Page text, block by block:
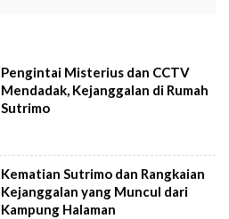
Pengintai Misterius dan CCTV
Mendadak, Kejanggalan di Rumah
Sutrimo
Kematian Sutrimo dan Rangkaian
Kejanggalan yang Muncul dari
Kampung Halaman